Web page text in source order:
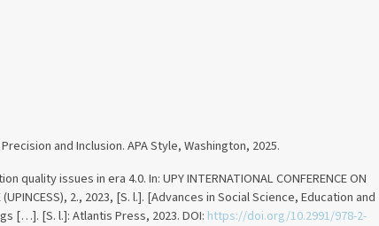
and Inclusion. APA Style, Washington, 2025.
quality issues in era 4.0. In: UPY INTERNATIONAL CONFERENCE ON
(UPINCESS), 2., 2023, [S. l.]. [Advances in Social Science, Education and
[…]. [S. l.]: Atlantis Press, 2023. DOI: https://doi.org/10.2991/978-2-